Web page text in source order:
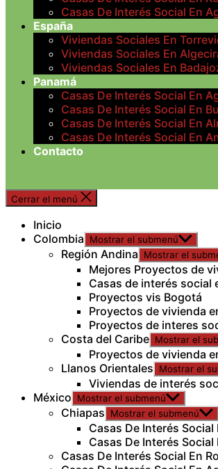
Casas De Interés Social En
España
Viviendas Sociales En
Viviendas Sociales En
Viviendas Sociales En
Panamá
Casas De Interés Social En
Casas De Interés Social En
Casas De Interés Social En
Casas De Interés Social En
Contacto
Cerrar el menú
Inicio
Colombia
Mostrar el submenú
Región Andina Mostrar el
Mejores Proyectos de
Casas de interés social
Proyectos vis Bogotá
Proyectos de vivienda
Proyectos de interes
Costa del Caribe Mostrar el
Proyectos de vivienda
Llanos Orientales
Mostrar el
Viviendas de interés
México
Mostrar el submenú
Chiapas Mostrar el submenú
Casas De Interés
Casas De Interés
Casas De Interés Social En